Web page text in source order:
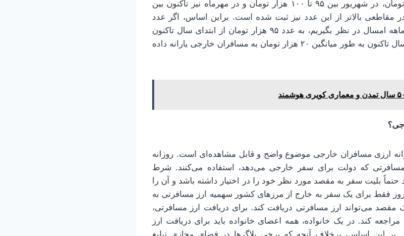
در مردادماه بین ۹۳ تا ۹۵ هزار تومان، در شهریور بین ۹۵ تا ۱۰۰ هزار تومان و در مهرماه نیز تاکنون بین
بوده و در مقاطعی بالاتر از این عدد نیز ثبت شده است. براین اساس، اگر عدد
میانگینی را برای نرخ دلار در ۷ ماهه امسال در نظر بگیریم، به عدد ۹۵ هزار تومان از ابتدای سال تاکنون
می‌رسیم. یعنی دولت از ابتدای سال تاکنون به طور میانگین ۲۰ هزار تومان به مسافران خارجی یارانه داده
ارزی مسافران خارجی موضوع واضح و قابل مشاهده‌ای است. روزانه
از ۵۰۰ دلار ارز مسافرتی که دولت برای سفر خارجی می‌دهد، استفاده می‌کنند. شرط
بلیت سفر به مقصد مورد نظر خود را در اختیار داشته باشد و آن را
بانک ارائه دهد. در مدت ۳۶۵ روز فقط برای یک سفر به خارج از مرزهای کشور سهمیه ارز مسافرتی به
مقصد می‌تواند ارز مسافرتی دریافت کند. برای دریافت ارز مسافرتی،
کند. در یک خانواده، همه اعضای خانواده باید برای دریافت ارز
بر این اساس، برخلاف آنچه که برخی بلاگرها در فضای مجازی تبلیغ